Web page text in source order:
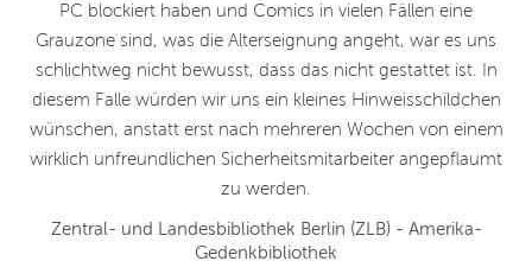
PC blockiert haben und Comics in vielen Fällen eine
Grauzone sind, was die Alterseignung angeht, war es uns
schlichtweg nicht bewusst, dass das nicht gestattet ist. In
diesem Falle würden wir uns ein kleines Hinweisschildchen
wünschen, anstatt erst nach mehreren Wochen von einem
wirklich unfreundlichen Sicherheitsmitarbeiter angepflaumt
zu werden.
Zentral- und Landesbibliothek Berlin (ZLB) - Amerika-
Gedenkbibliothek